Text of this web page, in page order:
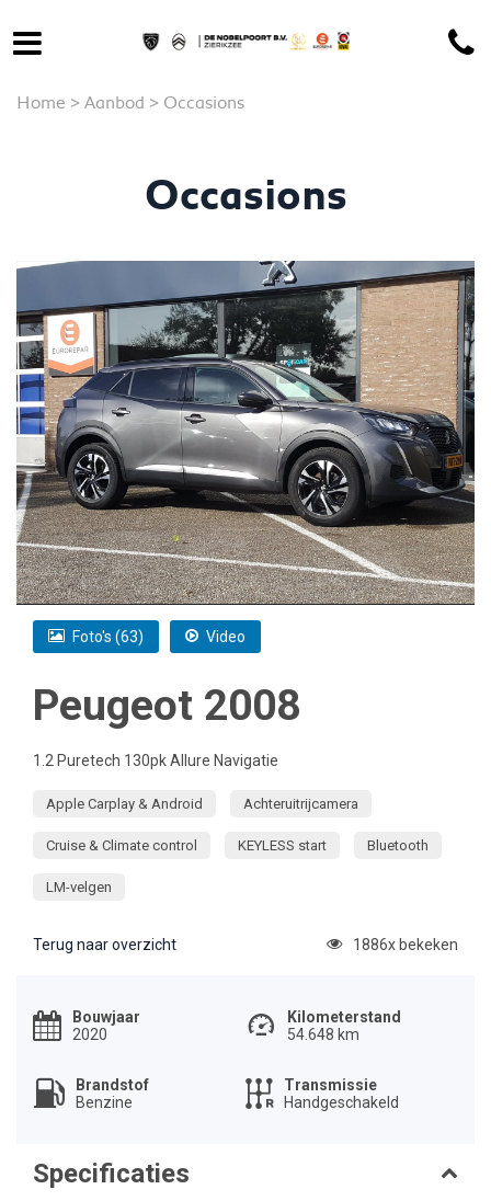
Home > Aanbod > Occasions
Occasions
Peugeot 2008
1.2 Puretech 130pk Allure Navigatie
Apple Carplay & Android Achteruitrijcamera
Cruise & Climate control KEYLESS start Bluetooth
LM-velgen
Foto's (63) Video
Terug naar overzicht 1886x bekeken
Bouwjaar
2020
Kilometerstand
54.648 km
Brandstof
Benzine
Transmissie
Handgeschakeld
Specificaties